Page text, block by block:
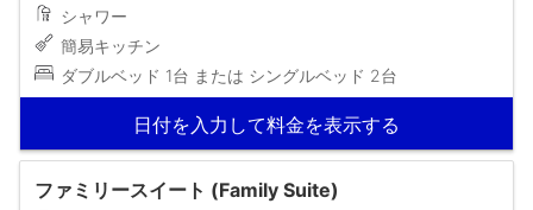
シャワー
簡易キッチン
ダブルベッド 1台 または シングルベッド 2台
日付を入力して料金を表示する
ファミリースイート (Family Suite)